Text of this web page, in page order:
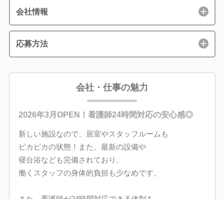
会社情報
応募方法
会社・仕事の魅力
2026年3月OPEN！看護師24時間対応の安心感◎
新しい施設なので、居室やスタッフルームも
ピカピカの状態！また、最新の設備や
寝台浴なども完備されており、
働くスタッフの身体的負担も少なめです。